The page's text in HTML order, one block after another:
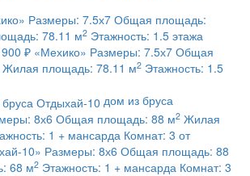
Размеры: 7.5х7 Общая площадь:
78.11 м2 Этажность: 1.5 этажа
₽ «Мехико» Размеры: 7.5х7 Общая
Жилая площадь: 78.11 м2 Этажность: 1.5
дом из бруса
8х6 Общая площадь: 88 м2 Жилая
1 + мансарда Комнат: 3 от
10» Размеры: 8х6 Общая площадь: 88
68 м2 Этажность: 1 + мансарда Комнат: 3